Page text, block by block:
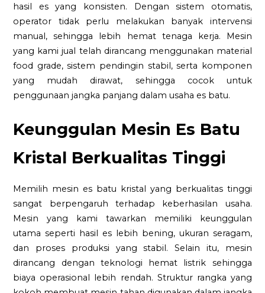
hasil es yang konsisten. Dengan sistem otomatis,
operator tidak perlu melakukan banyak intervensi
manual, sehingga lebih hemat tenaga kerja. Mesin
yang kami jual telah dirancang menggunakan material
food grade, sistem pendingin stabil, serta komponen
yang mudah dirawat, sehingga cocok untuk
penggunaan jangka panjang dalam usaha es batu.
Keunggulan Mesin Es Batu
Kristal Berkualitas Tinggi
Memilih mesin es batu kristal yang berkualitas tinggi
sangat berpengaruh terhadap keberhasilan usaha.
Mesin yang kami tawarkan memiliki keunggulan
utama seperti hasil es lebih bening, ukuran seragam,
dan proses produksi yang stabil. Selain itu, mesin
dirancang dengan teknologi hemat listrik sehingga
biaya operasional lebih rendah. Struktur rangka yang